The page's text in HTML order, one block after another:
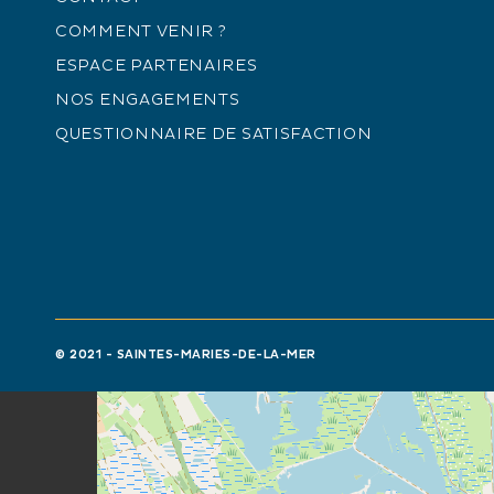
COMMENT VENIR ?
ESPACE PARTENAIRES
NOS ENGAGEMENTS
QUESTIONNAIRE DE SATISFACTION
© 2021 - SAINTES-MARIES-DE-LA-MER